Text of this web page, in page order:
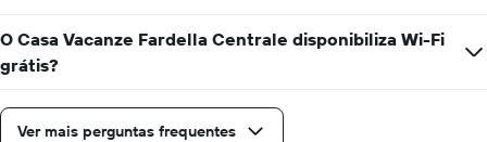
O Casa Vacanze Fardella Centrale disponibiliza Wi-Fi
grátis?
Ver mais perguntas frequentes